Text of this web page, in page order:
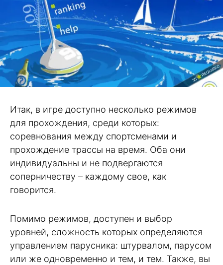
Итак, в игре доступно несколько режимов
для прохождения, среди которых:
соревнования между спортсменами и
прохождение трассы на время. Оба они
индивидуальны и не подвергаются
соперничеству – каждому свое, как
говорится.
Помимо режимов, доступен и выбор
уровней, сложность которых определяются
управлением парусника: штурвалом, парусом
или же одновременно и тем, и тем. Также, вы